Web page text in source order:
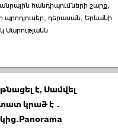
հանդիպումների շարք,
դերասան, Երևանի
Մարությանն
է, Սամվել
կրած է․